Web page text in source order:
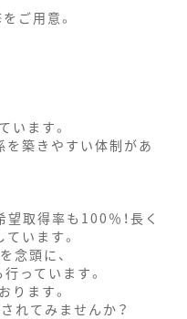
ご用意。
ます。
築きやすい体制があ
取得率も100％！長く
います。
念頭に、
っています。
ます。
れてみませんか？